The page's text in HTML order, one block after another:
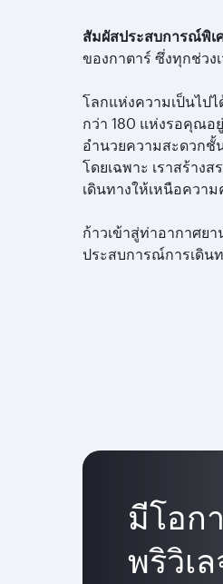
สัมผัสประสบการณ์พิเ
ของกาตาร์ ซึ่งทุกช่วง
โลกแห่งความเป็นไป
กว่า 180 แห่งรอคุณอ
อำนวยความสะดวกชั้
โดยเฉพาะ เราสร้าง
เดินทางให้เหนือควา
ก้าวเข้าสู่ท่าอากาศย
ประสบการณ์การเดิน
มีโอก
พริวิเ